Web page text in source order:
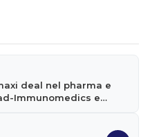
deal nel pharma e
Immunomedics e